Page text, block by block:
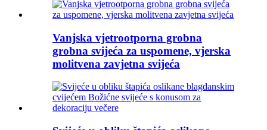
Vanjska vjetrootporna grobna
grobna svijeća za uspomene, vjerska
molitvena zavjetna svijeća